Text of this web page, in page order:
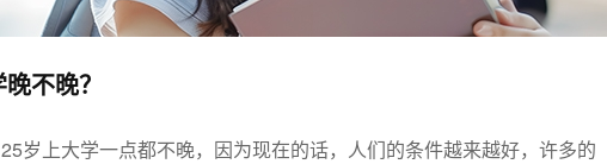
不晚？
岁上大学一点都不晚，因为现在的话，人们的条件越来越好，许多的